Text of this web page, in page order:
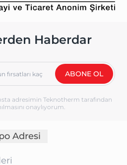
Haberdar
ABONE OL
adresimin Teknotherm tarafından
onaylıyorum.
Adresi